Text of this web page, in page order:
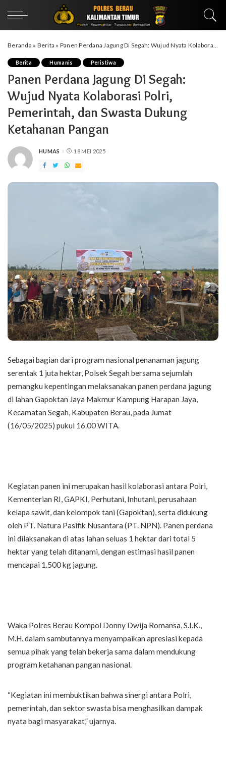
Beranda » Berita » Panen Perdana Jagung Di Segah: Wujud Nyata Kolaborasi Polri, Pemerintah, dan Swasta Dukung Ketahanan Pangan
Berita Humanis Peristiwa
Panen Perdana Jagung Di Segah:
Wujud Nyata Kolaborasi Polri,
Pemerintah, dan Swasta Dukung
Ketahanan Pangan
POSTED
HUMAS 18 MEI 2025
Sebagai bagian dari program nasional penanaman jagung
serentak 1 juta hektar, Polsek Segah bersama sejumlah
pemangku kepentingan melaksanakan panen perdana jagung
di lahan Gapoktan Jaya Makmur Kampung Harapan Jaya,
Kecamatan Segah, Kabupaten Berau, pada Jumat
(16/05/2025) pukul 16.00 WITA.
Kegiatan panen ini merupakan hasil kolaborasi antara Polri,
Kementerian RI, GAPKI, Perhutani, Inhutani, perusahaan
kelapa sawit, dan kelompok tani (Gapoktan), serta didukung
oleh PT. Natura Pasifik Nusantara (PT. NPN). Panen perdana
ini dilaksanakan di atas lahan seluas 1 hektar dari total 5
hektar yang telah ditanami, dengan estimasi hasil panen
mencapai 1.500 kg jagung.
Waka Polres Berau Kompol Donny Dwija Romansa, S.I.K.,
M.H. dalam sambutannya menyampaikan apresiasi kepada
semua pihak yang telah bekerja sama dalam mendukung
program ketahanan pangan nasional.
“Kegiatan ini membuktikan bahwa sinergi antara Polri,
pemerintah, dan sektor swasta bisa menghasilkan dampak
nyata bagi masyarakat,” ujarnya.